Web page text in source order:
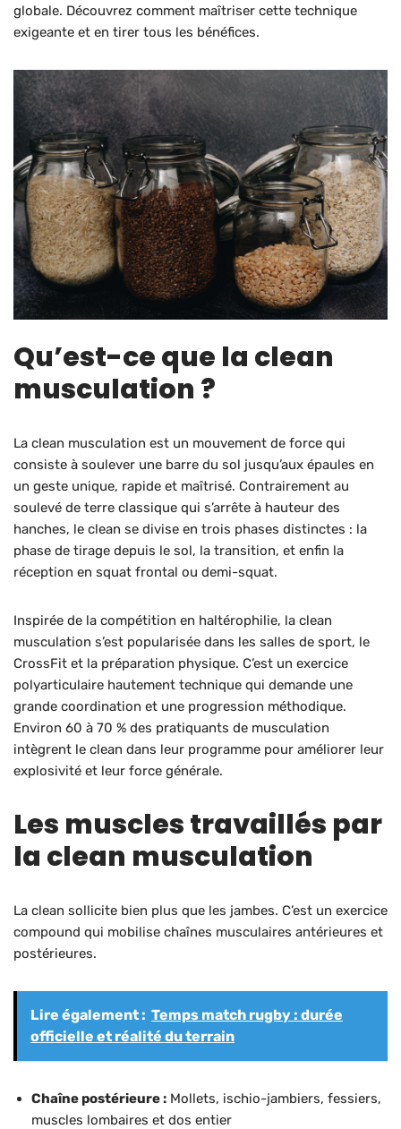
globale. Découvrez comment maîtriser cette technique
exigeante et en tirer tous les bénéfices.
Qu’est-ce que la clean
musculation ?
La clean musculation est un mouvement de force qui
consiste à soulever une barre du sol jusqu’aux épaules en
un geste unique, rapide et maîtrisé. Contrairement au
soulevé de terre classique qui s’arrête à hauteur des
hanches, le clean se divise en trois phases distinctes : la
phase de tirage depuis le sol, la transition, et enfin la
réception en squat frontal ou demi-squat.
Inspirée de la compétition en haltérophilie, la clean
musculation s’est popularisée dans les salles de sport, le
CrossFit et la préparation physique. C’est un exercice
polyarticulaire hautement technique qui demande une
grande coordination et une progression méthodique.
Environ 60 à 70 % des pratiquants de musculation
intègrent le clean dans leur programme pour améliorer leur
explosivité et leur force générale.
Les muscles travaillés par
la clean musculation
La clean sollicite bien plus que les jambes. C’est un exercice
compound qui mobilise chaînes musculaires antérieures et
postérieures.
Lire également : Temps match rugby : durée
officielle et réalité du terrain
Chaîne postérieure : Mollets, ischio-jambiers, fessiers,
muscles lombaires et dos entier